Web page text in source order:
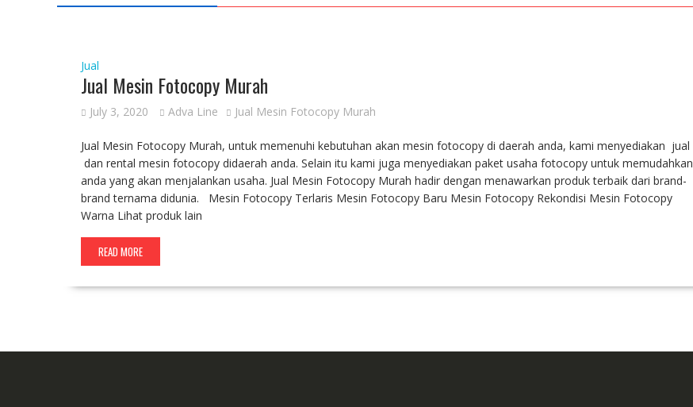
Jual
Jual Mesin Fotocopy Murah
July 3, 2020 Adva Line Jual Mesin Fotocopy Murah
Jual Mesin Fotocopy Murah, untuk memenuhi kebutuhan akan mesin fotocopy di daerah anda, kami menyediakan jual
dan rental mesin fotocopy didaerah anda. Selain itu kami juga menyediakan paket usaha fotocopy untuk memudahkan
anda yang akan menjalankan usaha. Jual Mesin Fotocopy Murah hadir dengan menawarkan produk terbaik dari brand-
brand ternama didunia. Mesin Fotocopy Terlaris Mesin Fotocopy Baru Mesin Fotocopy Rekondisi Mesin Fotocopy
Warna Lihat produk lain
READ MORE